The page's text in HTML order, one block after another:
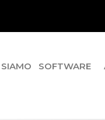
SIAMO SOFTWARE